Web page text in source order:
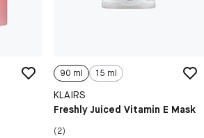
90 ml 15 ml
KLAIRS
Freshly Juiced Vitamin E Mask
(2)